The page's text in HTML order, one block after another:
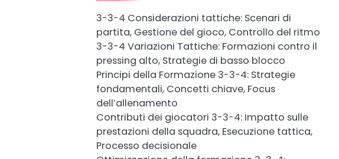
3-3-4 Considerazioni tattiche: Scenari di
partita, Gestione del gioco, Controllo del ritmo
3-3-4 Variazioni Tattiche: Formazioni contro il
pressing alto, Strategie di basso blocco
Principi della Formazione 3-3-4: Strategie
fondamentali, Concetti chiave, Focus
dell’allenamento
Contributi dei giocatori 3-3-4: Impatto sulle
prestazioni della squadra, Esecuzione tattica,
Processo decisionale